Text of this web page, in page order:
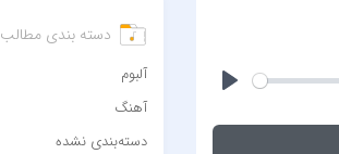
دسته بندی مطالب
آلبوم
آهنگ
دسته‌بندی نشده